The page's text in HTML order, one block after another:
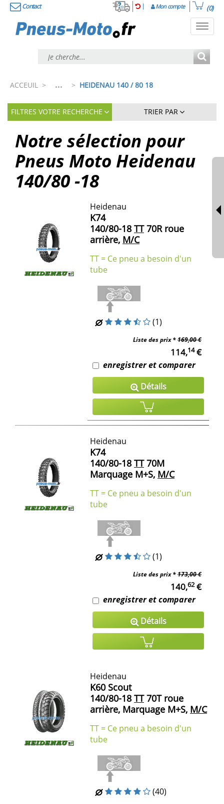
Contact Mon compte (0)
ACCEUIL > ... > HEIDENAU 140 / 80 18
FILTRES VOTRE RECHERCHE TRIER PAR
Notre sélection pour
Pneus Moto Heidenau
140/80 -18
Heidenau
K74
140/80-18 TT70R roue
arrière, M/C
TT = Ce pneu a besoin d'un
tube
(1)
Liste des prix *169,00 €
114,14€
enregistrer et comparer
Détails
Heidenau
K74
140/80-18 TT70M
Marquage M+S, M/C
TT = Ce pneu a besoin d'un
tube
(1)
Liste des prix *173,00 €
140,62€
enregistrer et comparer
Détails
Heidenau
K60 Scout
140/80-18 TT70T roue
arrière, Marquage M+S, M/C
TT = Ce pneu a besoin d'un
tube
(40)